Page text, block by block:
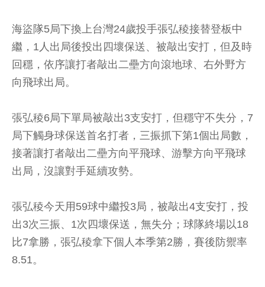
海盜隊5局下換上台灣24歲投手張弘稜接替登板中
繼，1人出局後投出四壞保送、被敲出安打，但及時
回穩，依序讓打者敲出二壘方向滾地球、右外野方
向飛球出局。
張弘稜6局下單局被敲出3支安打，但穩守不失分，7
局下觸身球保送首名打者，三振抓下第1個出局數，
接著讓打者敲出二壘方向平飛球、游擊方向平飛球
出局，沒讓對手延續攻勢。
張弘稜今天用59球中繼投3局，被敲出4支安打，投
出3次三振、1次四壞保送，無失分；球隊終場以18
比7拿勝，張弘稜拿下個人本季第2勝，賽後防禦率
8.51。